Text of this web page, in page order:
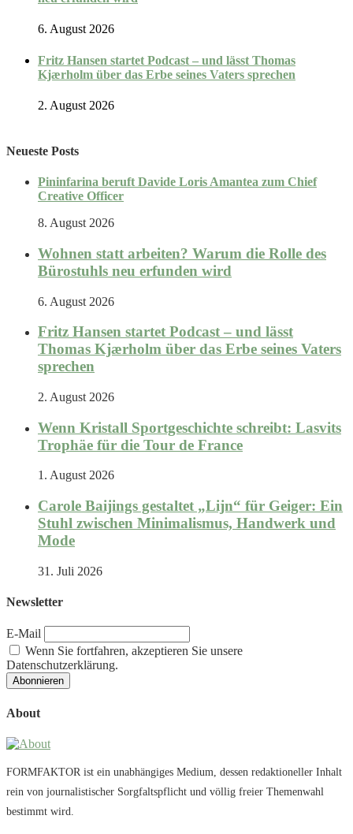
6. August 2026
Fritz Hansen startet Podcast – und lässt Thomas
Kjærholm über das Erbe seines Vaters sprechen
2. August 2026
Neueste Posts
Pininfarina beruft Davide Loris Amantea zum Chief
Creative Officer
8. August 2026
Wohnen statt arbeiten? Warum die Rolle des
Bürostuhls neu erfunden wird
6. August 2026
Fritz Hansen startet Podcast – und lässt
Thomas Kjærholm über das Erbe seines Vaters
sprechen
2. August 2026
Wenn Kristall Sportgeschichte schreibt: Lasvits
Trophäe für die Tour de France
1. August 2026
Carole Baijings gestaltet „Lijn“ für Geiger: Ein
Stuhl zwischen Minimalismus, Handwerk und
Mode
31. Juli 2026
Newsletter
E-Mail
Wenn Sie fortfahren, akzeptieren Sie unsere
Datenschutzerklärung.
About
FORMFAKTOR ist ein unabhängiges Medium, dessen redaktioneller Inhalt
rein von journalistischer Sorgfaltspflicht und völlig freier Themenwahl
bestimmt wird.